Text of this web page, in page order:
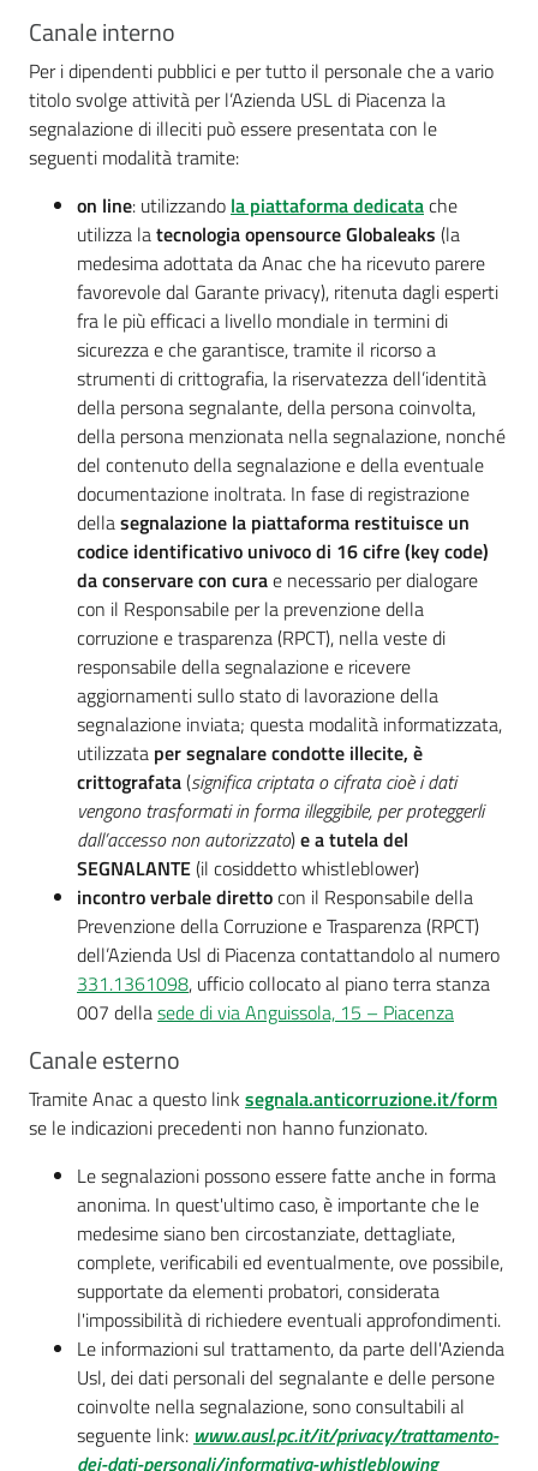
Novità
Scuole
ed Enti
Seguici
Canale interno
Per i dipendenti pubblici e per tutto il personale che a vario
titolo svolge attività per l’Azienda USL di Piacenza la
segnalazione di illeciti può essere presentata con le
seguenti modalità tramite:
on line: utilizzando la piattaforma dedicatache
utilizza latecnologia opensource Globaleaks (la
medesima adottata da Anac che ha ricevuto parere
favorevole dal Garante privacy), ritenuta dagli esperti
fra le più efficaci a livello mondiale in termini di
sicurezza e che garantisce, tramite il ricorso a
strumenti di crittografia, la riservatezza dell’identità
della persona segnalante, della persona coinvolta,
della persona menzionata nella segnalazione, nonché
del contenuto della segnalazione e della eventuale
documentazione inoltrata. In fase di registrazione
dellasegnalazione la piattaforma restituisce un
codice identificativo univoco di 16 cifre (key code)
da conservare con curae necessario per dialogare
con il Responsabile per la prevenzione della
corruzione e trasparenza (RPCT), nella veste di
responsabile della segnalazione e ricevere
aggiornamenti sullo stato di lavorazione della
segnalazione inviata; questa modalità informatizzata,
utilizzata per segnalare condotte illecite, è
crittografata(significa criptata o cifrata cioè i dati
vengono trasformati in forma illeggibile, per proteggerli
dall’accesso non autorizzato)e a tutela del
SEGNALANTE(il cosiddetto whistleblower)
incontro verbale direttocon il Responsabile della
Prevenzione della Corruzione e Trasparenza (RPCT)
dell’Azienda Usl di Piacenza contattandolo al numero
331.1361098, ufficio collocato al piano terra stanza
007 dellasede di via Anguissola, 15 – Piacenza
Canale esterno
Tramite Anac a questo link segnala.anticorruzione.it/form
se le indicazioni precedenti non hanno funzionato.
Le segnalazioni possono essere fatte anche in forma
anonima. In quest'ultimo caso, è importante che le
medesime siano ben circostanziate, dettagliate,
complete, verificabili ed eventualmente, ove possibile,
supportate da elementi probatori, considerata
l'impossibilità di richiedere eventuali approfondimenti.
Le informazioni sul trattamento, da parte dell'Azienda
Usl, dei dati personali del segnalante e delle persone
coinvolte nella segnalazione, sono consultabili al
seguente link: www.ausl.pc.it/it/privacy/trattamento-
dei-dati-personali/informativa-whistleblowing